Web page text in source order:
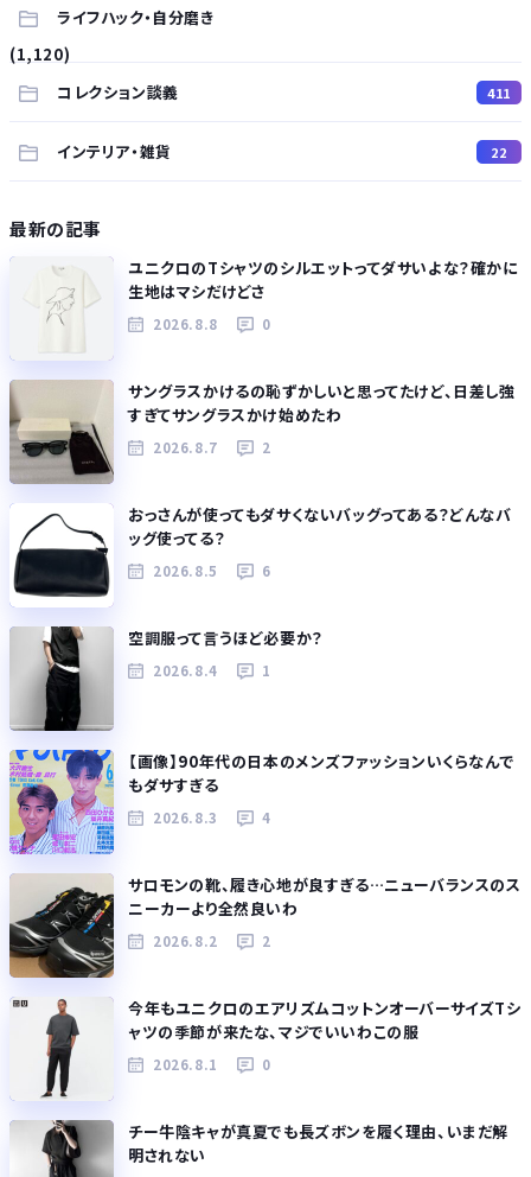
ライフハック・自分磨き
(1,120)
コレクション談義
411
インテリア・雑貨 22
最新の記事
ユニクロのTシャツのシルエットってダサいよな？確かに
生地はマシだけどさ
2026.8.8 0
サングラスかけるの恥ずかしいと思ってたけど、日差し強
すぎてサングラスかけ始めたわ
2026.8.7 2
おっさんが使ってもダサくないバッグってある？どんなバ
ッグ使ってる？
2026.8.5 6
空調服って言うほど必要か？
2026.8.4 1
【画像】90年代の日本のメンズファッションいくらなんで
もダサすぎる
2026.8.3 4
サロモンの靴、履き心地が良すぎる…ニューバランスのス
ニーカーより全然良いわ
2026.8.2 2
今年もユニクロのエアリズムコットンオーバーサイズTシ
ャツの季節が来たな、マジでいいわこの服
2026.8.1 0
チー牛陰キャが真夏でも長ズボンを履く理由、いまだ解
明されない